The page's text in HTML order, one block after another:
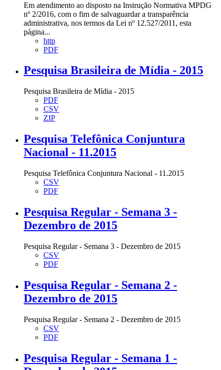
Em atendimento ao disposto na Instrução Normativa MPDG
nº 2/2016, com o fim de salvaguardar a transparência
administrativa, nos termos da Lei nº 12.527/2011, esta
página...
http
PDF
Pesquisa Brasileira de Mídia - 2015
Pesquisa Brasileira de Mídia - 2015
PDF
CSV
ZIP
Pesquisa Telefônica Conjuntura
Nacional - 11.2015
Pesquisa Telefônica Conjuntura Nacional - 11.2015
CSV
PDF
Pesquisa Regular - Semana 3 -
Dezembro de 2015
Pesquisa Regular - Semana 3 - Dezembro de 2015
CSV
PDF
Pesquisa Regular - Semana 2 -
Dezembro de 2015
Pesquisa Regular - Semana 2 - Dezembro de 2015
CSV
PDF
Pesquisa Regular - Semana 1 -